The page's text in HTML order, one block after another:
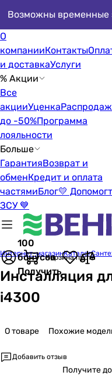
Возможны временные
О
компанииКонтакты
и доставкаУслуги
% Акции
Все
акцииУценка
до -50%Программа
лояльности
Больше
ГарантияВозврат и
обменКредит и оплата
частямиБлог💛
ЗСУ 💙
100
бонусов
Получить
Корзина пуста
Интернет-магазинКаталог
Инсталляция
i4300
О товаре Похожие
Добавить отзыв
Получите